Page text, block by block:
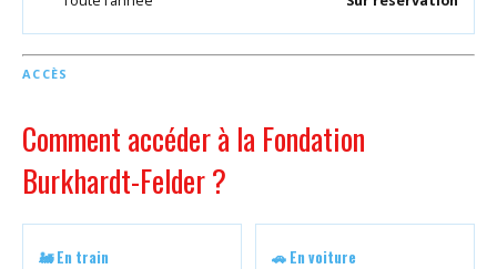
ACCÈS
Comment accéder à la Fondation
Burkhardt-Felder ?
🚂 En train 🚗 En voiture